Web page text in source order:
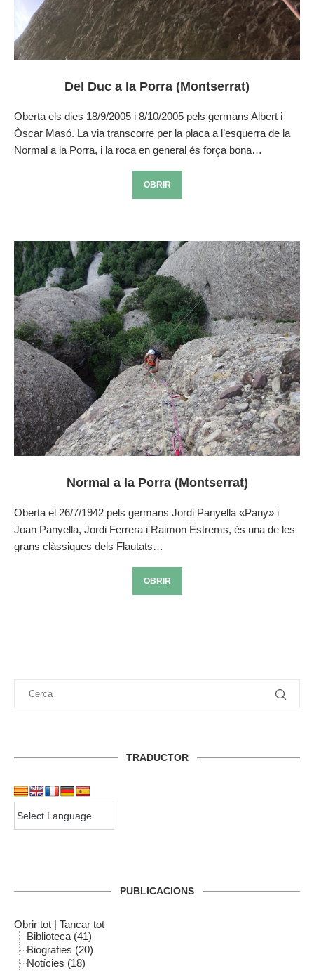
Del Duc a la Porra (Montserrat)
Oberta els dies 18/9/2005 i 8/10/2005 pels germans Albert i
Òscar Masó. La via transcorre per la placa a l’esquerra de la
Normal a la Porra, i la roca en general és força bona…
OBRIR
Normal a la Porra (Montserrat)
Oberta el 26/7/1942 pels germans Jordi Panyella «Pany» i
Joan Panyella, Jordi Ferrera i Raimon Estrems, és una de les
grans clàssiques dels Flautats…
OBRIR
TRADUCTOR
PUBLICACIONS
Obrir tot | Tancar tot
Biblioteca (41)
Biografies (20)
Notícies (18)